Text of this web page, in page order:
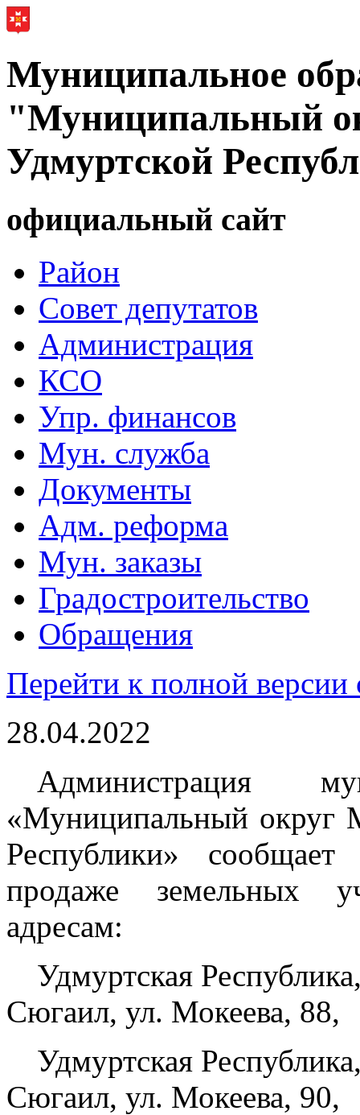
Муниципальное
"Муниципальный
Удмуртской
официальный сайт
Район
Совет депутатов
Администрация
КСО
Упр. финансов
Мун. служба
Документы
Адм. реформа
Мун. заказы
Градостроительство
Обращения
Перейти к полной версии
28.04.2022
Администрация
«Муниципальный округ
Республики»
продаже земельных
адресам:
Удмуртская
Сюгаил, ул. Мокеева, 88,
Удмуртская
Сюгаил, ул. Мокеева, 90,